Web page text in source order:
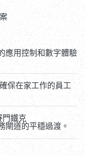
應用控制和數字體驗
保在家工作的員工
鐵克
道的平穩過渡。